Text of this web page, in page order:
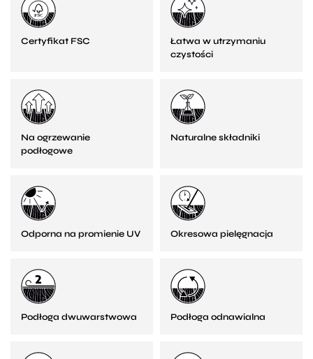
Certyfikat FSC
Łatwa w utrzymaniu
czystości
Na ogrzewanie
podłogowe
Naturalne składniki
Odporna na promienie UV Okresowa pielęgnacja
Podłoga dwuwarstwowa Podłoga odnawialna